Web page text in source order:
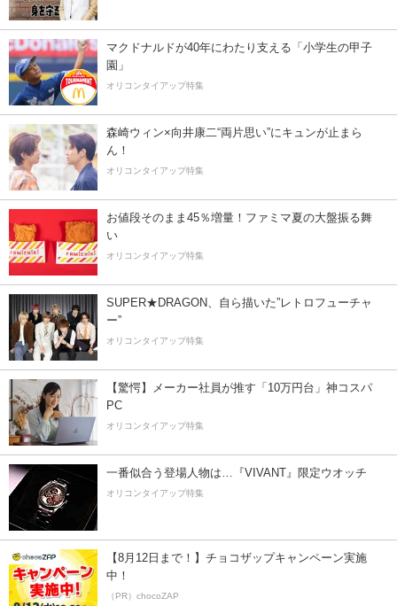
マクドナルドが40年にわたり支える「小学生の甲子
園」
オリコンタイアップ特集
森崎ウィン×向井康二“両片思い”にキュンが止まら
ん！
オリコンタイアップ特集
お値段そのまま45％増量！ファミマ夏の大盤振る舞
い
オリコンタイアップ特集
SUPER★DRAGON、自ら描いた”レトロフューチャ
ー”
オリコンタイアップ特集
【驚愕】メーカー社員が推す「10万円台」神コスパ
PC
オリコンタイアップ特集
一番似合う登場人物は…『VIVANT』限定ウオッチ
オリコンタイアップ特集
【8月12日まで！】チョコザップキャンペーン実施
中！
（PR）chocoZAP